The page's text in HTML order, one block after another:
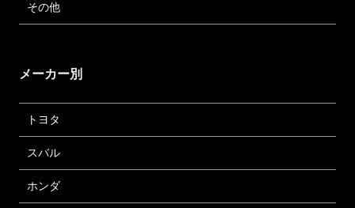
その他
メーカー別
トヨタ
スバル
ホンダ